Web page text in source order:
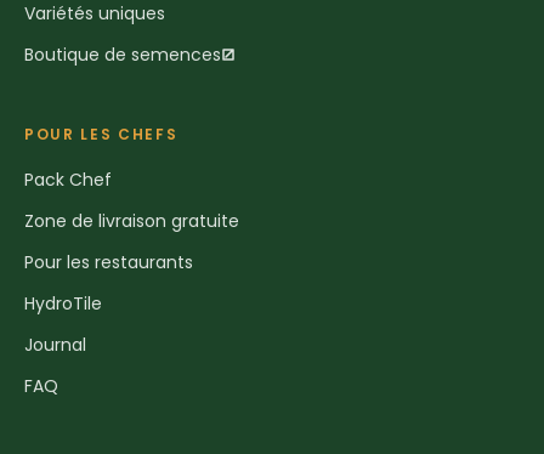
Variétés uniques
Boutique de semences
POUR LES CHEFS
Pack Chef
Zone de livraison gratuite
Pour les restaurants
HydroTile
Journal
FAQ